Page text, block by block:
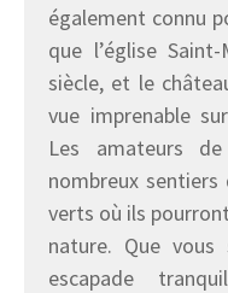
également connu
que l’église
siècle, et le
vue imprenable
Les amateurs
nombreux
verts où ils
nature. Que vous
escapade